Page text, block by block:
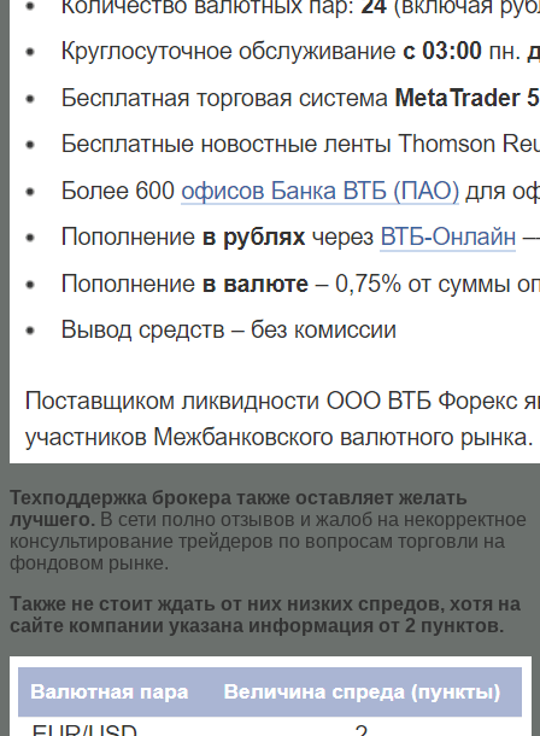
Техподдержка брокера также оставляет желать
лучшего. В сети полно отзывов и жалоб на некорректное
консультирование трейдеров по вопросам торговли на
фондовом рынке.
Также не стоит ждать от них низких спредов, хотя на
сайте компании указана информация от 2 пунктов.